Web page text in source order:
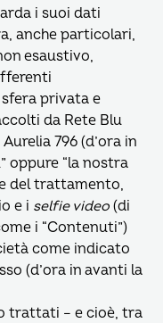
i suoi dati
anche particolari,
esaustivo,
privata e
da Rete Blu
796 (d’ora in
oppure “la nostra
del trattamento,
e i selfie video (di
i “Contenuti”)
come indicato
(d’ora in avanti la
trattati – e cioè, tra